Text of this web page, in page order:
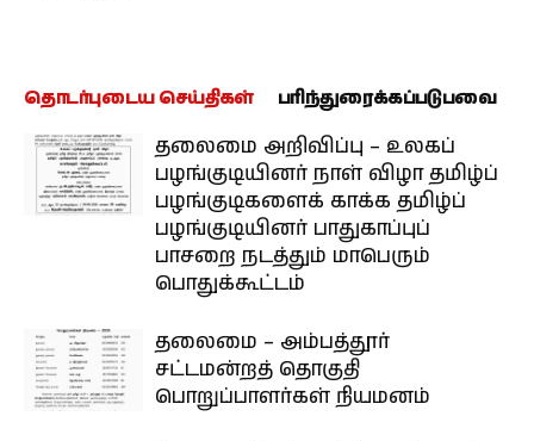
தொடர்புடைய செய்திகள் பரிந்துரைக்கப்படுபவை
தலைமை அறிவிப்பு – உலகப்
பழங்குடியினர் நாள் விழா தமிழ்ப்
பழங்குடிகளைக் காக்க தமிழ்ப்
பழங்குடியினர் பாதுகாப்புப்
பாசறை நடத்தும் மாபெரும்
பொதுக்கூட்டம்
தலைமை – அம்பத்தூர்
சட்டமன்றத் தொகுதி
பொறுப்பாளர்கள் நியமனம்